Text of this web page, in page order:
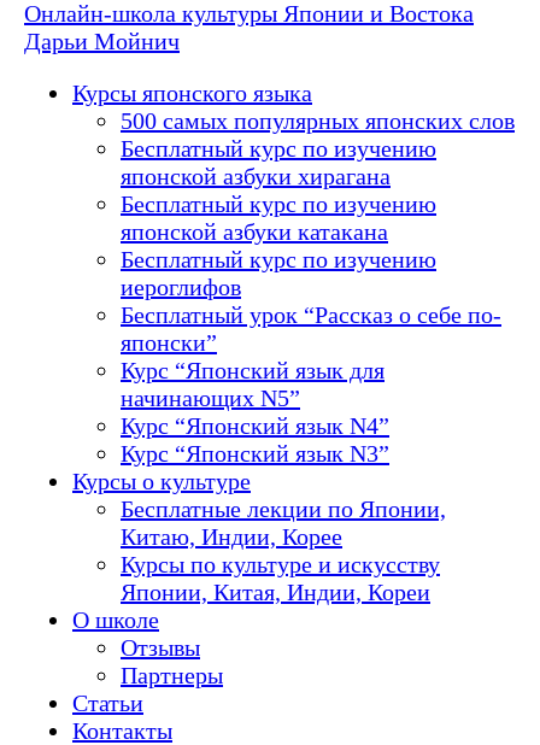
Онлайн-школа культуры Японии и Востока
Дарьи Мойнич
Курсы японского языка
500 самых популярных японских слов
Бесплатный курс по изучению
японской азбуки хирагана
Бесплатный курс по изучению
японской азбуки катакана
Бесплатный курс по изучению
иероглифов
Бесплатный урок “Рассказ о себе по-
японски”
Курс “Японский язык для
начинающих N5”
Курс “Японский язык N4”
Курс “Японский язык N3”
Курсы о культуре
Бесплатные лекции по Японии,
Китаю, Индии, Корее
Курсы по культуре и искусству
Японии, Китая, Индии, Кореи
О школе
Отзывы
Партнеры
Статьи
Контакты